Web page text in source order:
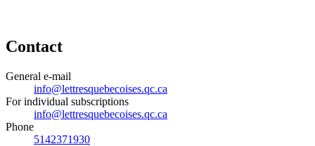
Contact
General e-mail
info@lettresquebecoises.qc.ca
For individual subscriptions
info@lettresquebecoises.qc.ca
Phone
5142371930